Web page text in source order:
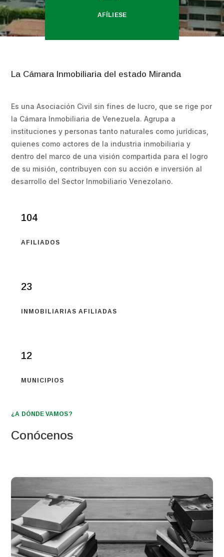
AFÍLIESE
La Cámara Inmobiliaria del estado Miranda
Es una Asociación Civil sin fines de lucro, que se rige por
la Cámara Inmobiliaria de Venezuela. Agrupa a
instituciones y personas tanto naturales como jurídicas,
quienes como actores de la industria inmobiliaria y
dentro del marco de una visión compartida para el logro
de su misión, contribuyen con su acción e inversión al
desarrollo del Sector Inmobiliario Venezolano.
104
AFILIADOS
23
INMOBILIARIAS AFILIADAS
12
MUNICIPIOS
¿A DÓNDE VAMOS?
Conócenos